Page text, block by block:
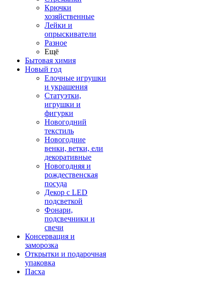
Крючки
хозяйственные
Лейки и
опрыскиватели
Разное
Ещё
Бытовая химия
Новый год
Елочные игрушки
и украшения
Статуэтки,
игрушки и
фигурки
Новогодний
текстиль
Новогодние
венки, ветки, ели
декоративные
Новогодняя и
рождественская
посуда
Декор с LED
подсветкой
Фонари,
подсвечники и
свечи
Консервация и
заморозка
Открытки и подарочная
упаковка
Пасха